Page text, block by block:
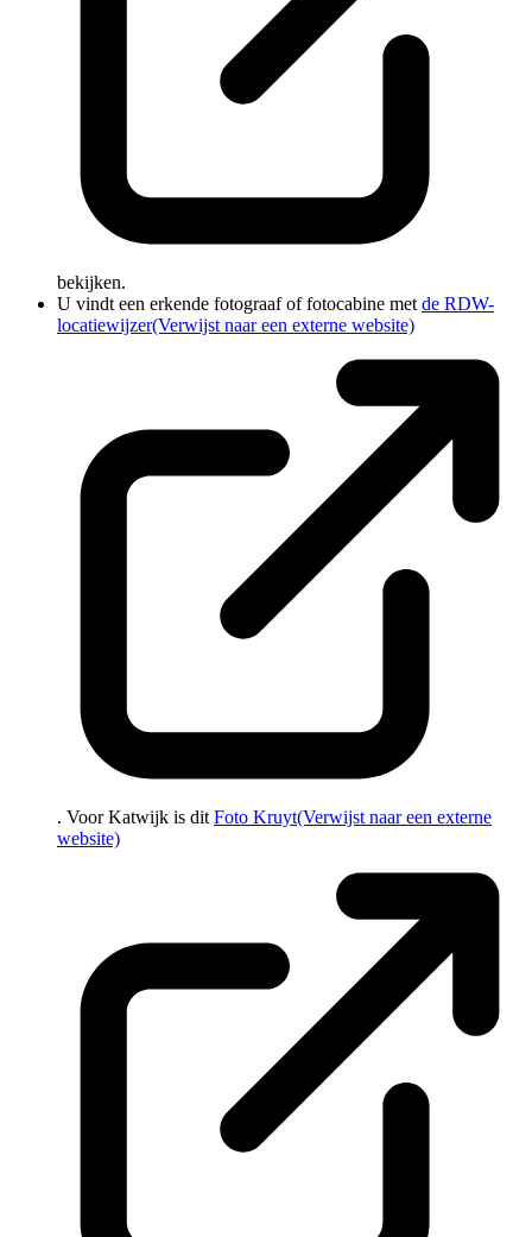
bekijken.
U vindt een erkende fotograaf of fotocabine metde RDW-
locatiewijzer(Verwijst naar een externe website)
. Voor Katwijk is ditFoto Kruyt(Verwijst naar een externe
website)